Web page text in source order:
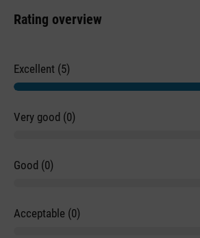
Rating overview
Excellent (5)
Very good (0)
Good (0)
Acceptable (0)